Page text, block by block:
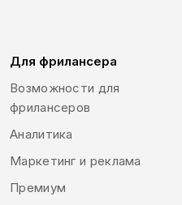
Для фрилансера
Возможности для
фрилансеров
Аналитика
Маркетинг и реклама
Премиум